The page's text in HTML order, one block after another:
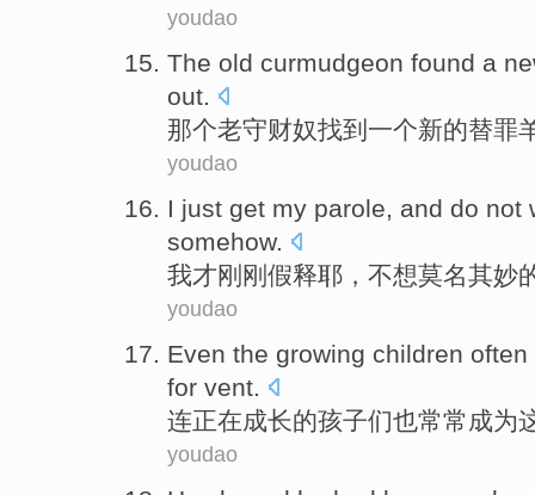
youdao
The old curmudgeon found a
out.
那个老守财奴找到 一个新的替罪
youdao
I just get my parole, and do not
somehow.
我才刚刚 假释耶， 不想莫名其妙
youdao
Even the growing children often
for vent.
连正在成长的孩子们也常常 成为
youdao